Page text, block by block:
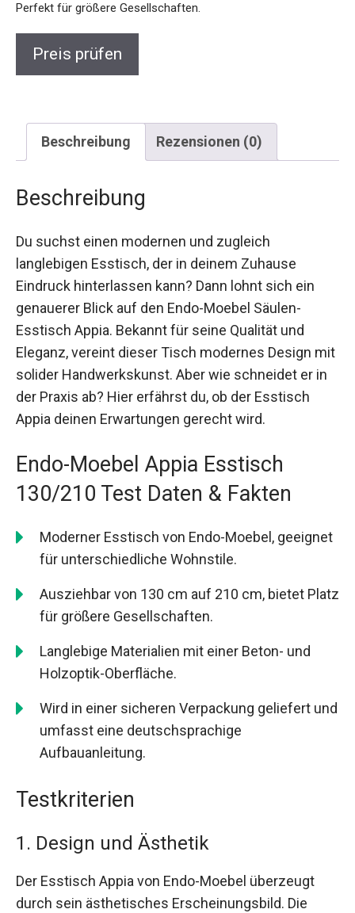
Perfekt für größere Gesellschaften.
Preis prüfen
Beschreibung Rezensionen (0)
Beschreibung
Du suchst einen modernen und zugleich
langlebigen Esstisch, der in deinem Zuhause
Eindruck hinterlassen kann? Dann lohnt sich ein
genauerer Blick auf den Endo-Moebel Säulen-
Esstisch Appia. Bekannt für seine Qualität und
Eleganz, vereint dieser Tisch modernes Design mit
solider Handwerkskunst. Aber wie schneidet er in
der Praxis ab? Hier erfährst du, ob der Esstisch
Appia deinen Erwartungen gerecht wird.
Endo-Moebel Appia Esstisch
130/210 Test Daten & Fakten
Moderner Esstisch von Endo-Moebel, geeignet
für unterschiedliche Wohnstile.
Ausziehbar von 130 cm auf 210 cm, bietet Platz
für größere Gesellschaften.
Langlebige Materialien mit einer Beton- und
Holzoptik-Oberfläche.
Wird in einer sicheren Verpackung geliefert und
umfasst eine deutschsprachige
Aufbauanleitung.
Testkriterien
1. Design und Ästhetik
Der Esstisch Appia von Endo-Moebel überzeugt
durch sein ästhetisches Erscheinungsbild. Die